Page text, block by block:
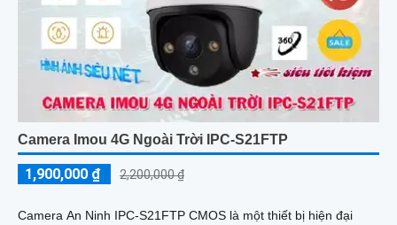
Camera Imou 4G Ngoài Trời IPC-S21FTP
1,900,000 ₫ 2,200,000 ₫
Camera An Ninh IPC-S21FTP CMOS là một thiết bị hiện đại